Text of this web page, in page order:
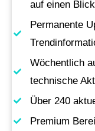
auf einen Blick
Permanente
Wöchentlich
technische
Über 240
Premium